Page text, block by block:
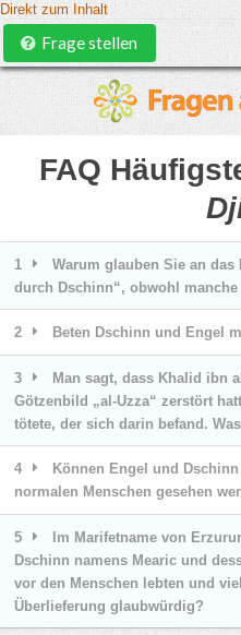
Direkt zum Inhalt
Frage stellen
FAQ
1
Warum glauben Sie an das
durch Dschinn“, obwohl
2 Beten Dschinn und Engel
3
Man sagt, dass Khalid ibn
Götzenbild „al-Uzza“ zerstört
tötete, der sich darin befand.
4
Können Engel und
normalen Menschen gesehen
5
Im Marifetname von
Dschinn namens Mearic und
vor den Menschen lebten und
Überlieferung glaubwürdig?